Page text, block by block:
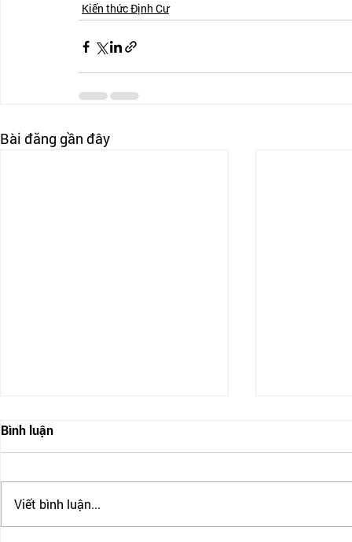
Kiến thức Định Cư
Bài đăng gần đây
Bình luận
Viết bình luận...